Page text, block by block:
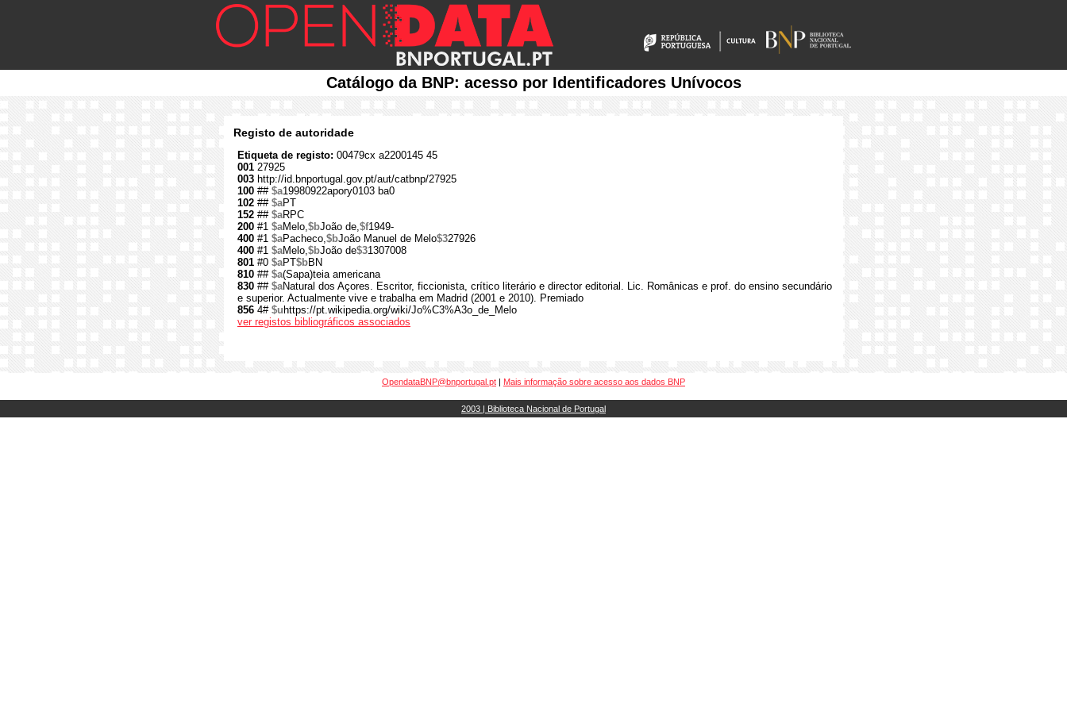
Catálogo da BNP: acesso por Identificadores Unívocos
Registo de autoridade
Etiqueta de registo: 00479cx a2200145 45
001 27925
003 http://id.bnportugal.gov.pt/aut/catbnp/27925
100 ## $a19980922apory0103 ba0
102 ## $aPT
152 ## $aRPC
200 #1 $aMelo,$bJoão de,$f1949-
400 #1 $aPacheco,$bJoão Manuel de Melo$327926
400 #1 $aMelo,$bJoão de$31307008
801 #0 $aPT$bBN
810 ## $a(Sapa)teia americana
830 ## $aNatural dos Açores. Escritor, ficcionista, crítico literário e director editorial. Lic. Românicas e prof. do ensino secundário
e superior. Actualmente vive e trabalha em Madrid (2001 e 2010). Premiado
856 4# $u https://pt.wikipedia.org/wiki/Jo%C3%A3o_de_Melo
ver registos bibliográficos associados
OpendataBNP@bnportugal.pt | Mais informação sobre acesso aos dados BNP
2003 | Biblioteca Nacional de Portugal